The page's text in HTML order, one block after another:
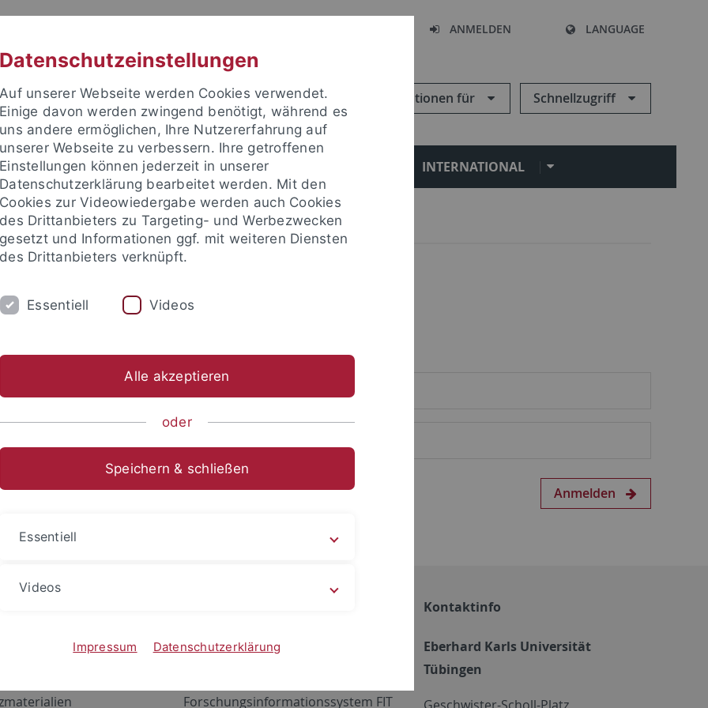
ANMELDEN LANGUAGE
Informationen für Schnellzugriff
FORSCHUNG EINRICHTUNGEN INTERNATIONAL
um sich anzumelden:
Anmelden
Netzwerk
ALMA
Forschungsinformationssystem FIT
Kontaktinfo
Eberhard Karls Universität
Tübingen
Datenschutzeinstellungen
Auf unserer Webseite werden Cookies verwendet.
Einige davon werden zwingend benötigt, während es
uns andere ermöglichen, Ihre Nutzererfahrung auf
unserer Webseite zu verbessern. Ihre getroffenen
Einstellungen können jederzeit in unserer
Datenschutzerklärung bearbeitet werden. Mit den
Cookies zur Videowiedergabe werden auch Cookies
des Drittanbieters zu Targeting- und Werbezwecken
gesetzt und Informationen ggf. mit weiteren Diensten
des Drittanbieters verknüpft.
Essentiell Videos
Alle akzeptieren
oder
Speichern & schließen
Essentiell
Videos
Impressum Datenschutzerklärung